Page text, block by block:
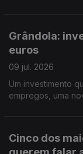
Grândola:
euros
09 jul. 2026
Um investimento que pode mudar o futuro de
empregos, uma
Cinco dos